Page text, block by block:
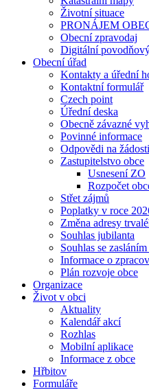
Životní situace
PRONÁJEM
Obecní zpravodaj
Digitální
Obecní úřad
Kontakty a úřední
Kontaktní formulář
Czech point
Úřední deska
Obecně závazné
Povinné informace
Odpovědi na
Zastupitelstvo obce
Usnesení ZO
Rozpočet
Střet zájmů
Poplatky v roce
Změna adresy
Souhlas jubilanta
Souhlas se
Informace o
Plán rozvoje obce
Organizace
Život v obci
Aktuality
Kalendář akcí
Rozhlas
Mobilní aplikace
Informace z obce
Hřbitov
Formuláře